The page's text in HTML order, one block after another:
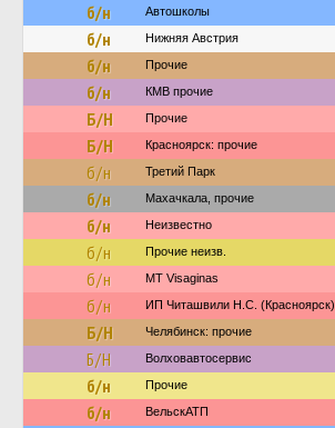
б/н Автошколы
б/н Нижняя Австрия
б/н Прочие
б/н КМВ прочие
Б/Н Прочие
Б/Н Красноярск: прочие
б/н Третий Парк
б/н Махачкала, прочие
б/н Неизвестно
б/н Прочие неизв.
б/н MT Visaginas
б/н ИП Читашвили Н.С. (Красноярск)
Б/Н Челябинск: прочие
Б/Н Волховавтосервис
б/н Прочие
б/н ВельскАТП